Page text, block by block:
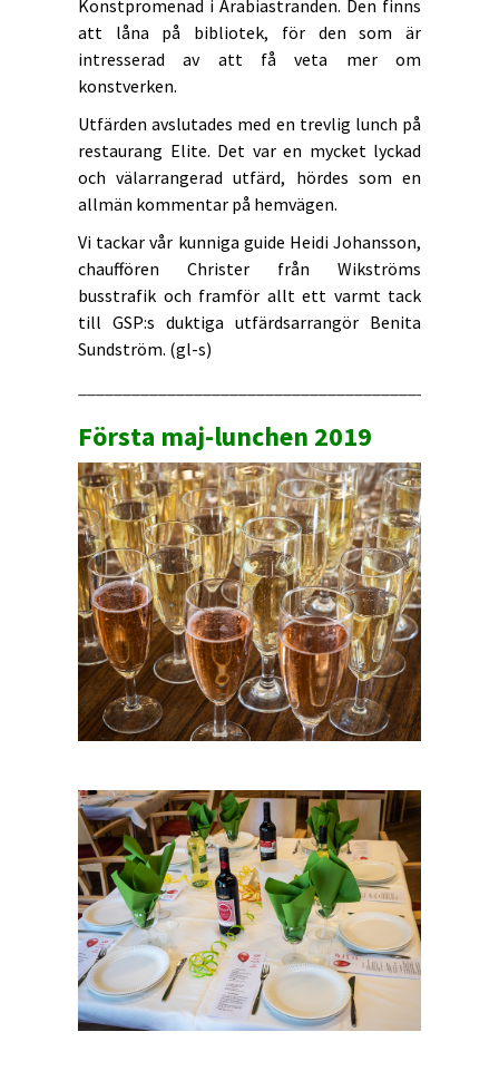
Konstpromenad i Arabiastranden. Den finns
att låna på bibliotek, för den som är
intresserad av att få veta mer om
konstverken.
Utfärden avslutades med en trevlig lunch på
restaurang Elite. Det var en mycket lyckad
och välarrangerad utfärd, hördes som en
allmän kommentar på hemvägen.
Vi tackar vår kunniga guide Heidi Johansson,
chauffören Christer från Wikströms
busstrafik och framför allt ett varmt tack
till GSP:s duktiga utfärdsarrangör Benita
Sundström. (gl-s)
Första maj-lunchen 2019